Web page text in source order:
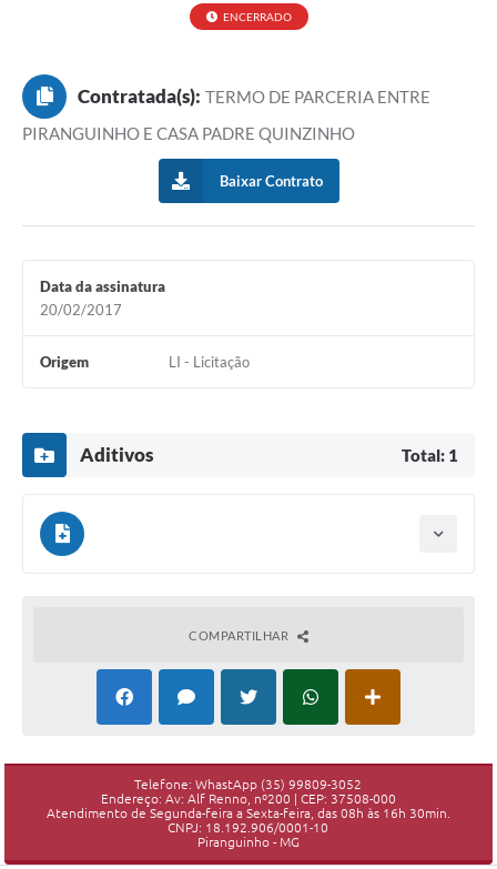
ENCERRADO
Contratada(s): TERMO DE PARCERIA ENTRE
PIRANGUINHO E CASA PADRE QUINZINHO
Baixar Contrato
Data da assinatura
20/02/2017
Origem LI - Licitação
Aditivos Total: 1
Assinado em: 17/02/2017
COMPARTILHAR
Telefone: WhastApp (35) 99809-3052
Endereço: Av: Alf Renno, nº200 | CEP: 37508-000
Atendimento de Segunda-feira a Sexta-feira, das 08h às 16h 30min.
CNPJ: 18.192.906/0001-10
Piranguinho - MG